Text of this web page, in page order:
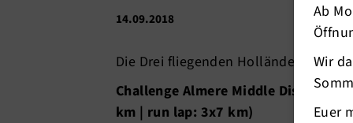
14.09.2018
Die Drei fliegenden Holländer bei der
Challenge Almere Middle Distance-
km | run lap: 3x7 km)
Ab
Wir
Euer